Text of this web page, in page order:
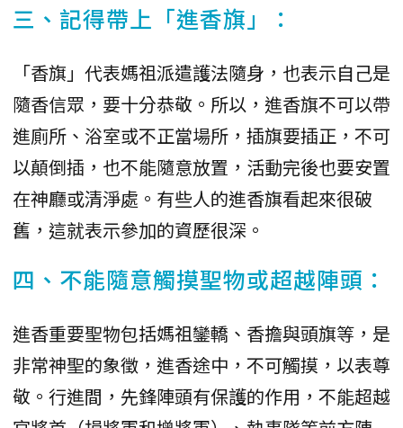
三、記得帶上「進香旗」：
「香旗」代表媽祖派遣護法隨身，也表示自己是
隨香信眾，要十分恭敬。所以，進香旗不可以帶
進廁所、浴室或不正當場所，插旗要插正，不可
以顛倒插，也不能隨意放置，活動完後也要安置
在神廳或清淨處。有些人的進香旗看起來很破
舊，這就表示參加的資歷很深。
四、不能隨意觸摸聖物或超越陣頭：
進香重要聖物包括媽祖鑾轎、香擔與頭旗等，是
非常神聖的象徵，進香途中，不可觸摸，以表尊
敬。行進間，先鋒陣頭有保護的作用，不能超越